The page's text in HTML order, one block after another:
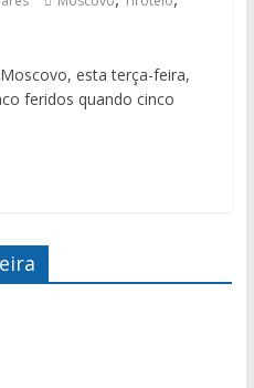
esta terça-feira,
feridos quando cinco